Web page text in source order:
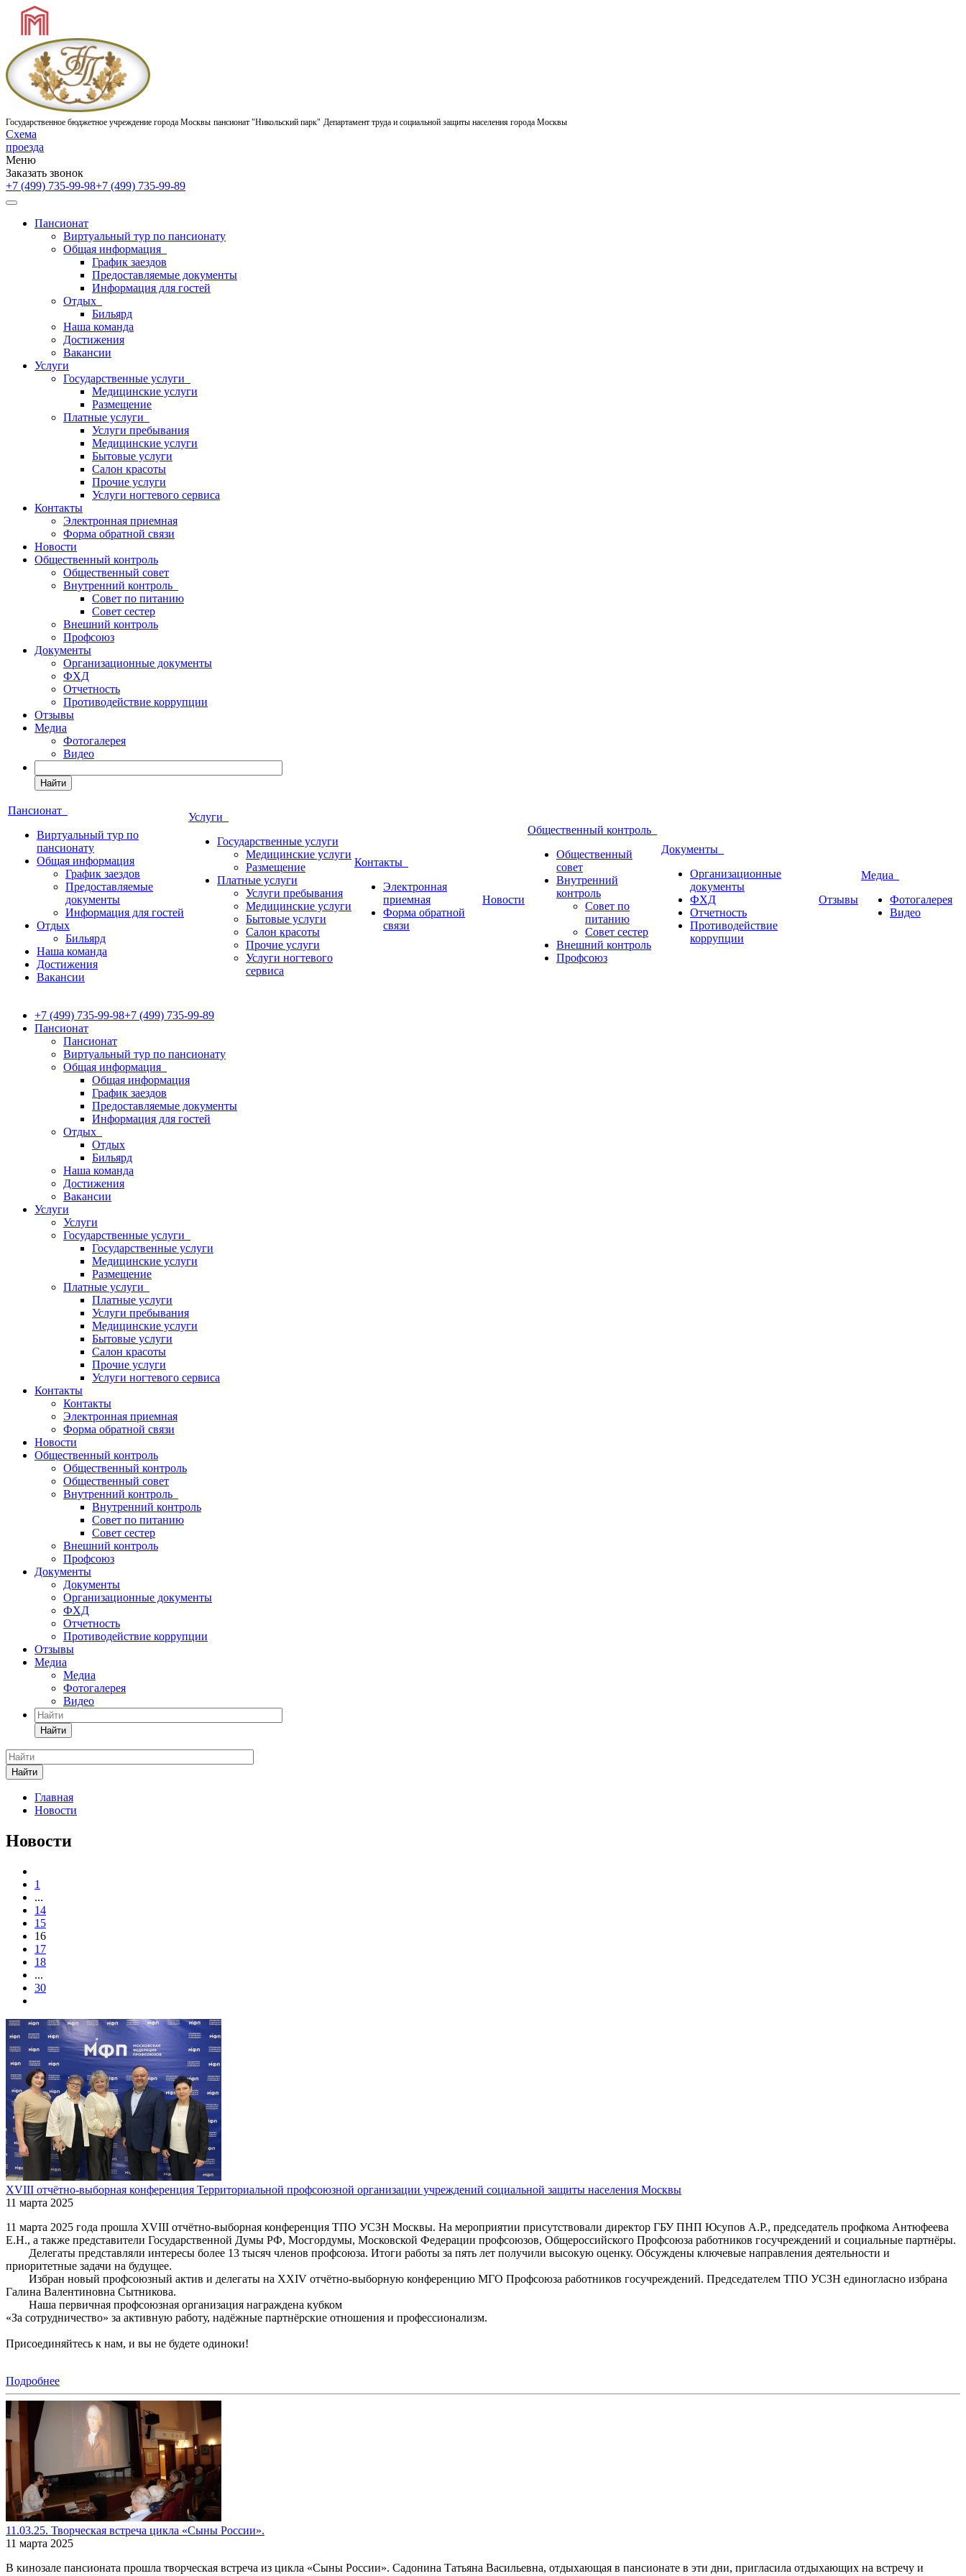
Государственное бюджетное учреждение города Москвы пансионат "Никольский парк" Департамент труда и социальной защиты населения города Москвы
Схема
проезда
Меню
Заказать звонок
+7 (499) 735-99-98+7 (499) 735-99-89
Пансионат
Виртуальный тур по пансионату
Общая информация
График заездов
Предоставляемые документы
Информация для гостей
Отдых
Бильярд
Наша команда
Достижения
Вакансии
Услуги
Государственные услуги
Медицинские услуги
Размещение
Платные услуги
Услуги пребывания
Медицинские услуги
Бытовые услуги
Салон красоты
Прочие услуги
Услуги ногтевого сервиса
Контакты
Электронная приемная
Форма обратной связи
Новости
Общественный контроль
Общественный совет
Внутренний контроль
Совет по питанию
Совет сестер
Внешний контроль
Профсоюз
Документы
Организационные документы
ФХД
Отчетность
Противодействие коррупции
Отзывы
Медиа
Фотогалерея
Видео
Найти
Пансионат
Виртуальный тур по
пансионату
Общая информация
График заездов
Предоставляемые
документы
Информация для гостей
Отдых
Бильярд
Наша команда
Достижения
Вакансии
Услуги
Государственные услуги
Медицинские услуги
Размещение
Платные услуги
Услуги пребывания
Медицинские услуги
Бытовые услуги
Салон красоты
Прочие услуги
Услуги ногтевого
сервиса
Контакты
Электронная
приемная
Форма обратной
связи
Новости
Общественный контроль
Общественный
совет
Внутренний
контроль
Совет по
питанию
Совет сестер
Внешний контроль
Профсоюз
Документы
Организационные
документы
ФХД
Отчетность
Противодействие
коррупции
Отзывы
Медиа
Фотогалерея
Видео
+7 (499) 735-99-98+7 (499) 735-99-89
Пансионат
Пансионат
Виртуальный тур по пансионату
Общая информация
Общая информация
График заездов
Предоставляемые документы
Информация для гостей
Отдых
Отдых
Бильярд
Наша команда
Достижения
Вакансии
Услуги
Услуги
Государственные услуги
Государственные услуги
Медицинские услуги
Размещение
Платные услуги
Платные услуги
Услуги пребывания
Медицинские услуги
Бытовые услуги
Салон красоты
Прочие услуги
Услуги ногтевого сервиса
Контакты
Контакты
Электронная приемная
Форма обратной связи
Новости
Общественный контроль
Общественный контроль
Общественный совет
Внутренний контроль
Внутренний контроль
Совет по питанию
Совет сестер
Внешний контроль
Профсоюз
Документы
Документы
Организационные документы
ФХД
Отчетность
Противодействие коррупции
Отзывы
Медиа
Медиа
Фотогалерея
Видео
Найти
Найти
Главная
Новости
Новости
1
...
14
15
16
17
18
...
30
XVIII отчётно-выборная конференция Территориальной профсоюзной организации учреждений социальной защиты населения Москвы
11 марта 2025
11 марта 2025 года прошла XVIII отчётно-выборная конференция ТПО УСЗН Москвы. На мероприятии присутствовали директор ГБУ ПНП Юсупов А.Р., председатель профкома Антюфеева
Е.Н., а также представители Государственной Думы РФ, Мосгордумы, Московской Федерации профсоюзов, Общероссийского Профсоюза работников госучреждений и социальные партнёры.
Делегаты представляли интересы более 13 тысяч членов профсоюза. Итоги работы за пять лет получили высокую оценку. Обсуждены ключевые направления деятельности и
приоритетные задачи на будущее.
Избран новый профсоюзный актив и делегаты на XXIV отчётно-выборную конференцию МГО Профсоюза работников госучреждений. Председателем ТПО УСЗН единогласно избрана
Галина Валентиновна Сытникова.
Наша первичная профсоюзная организация награждена кубком
«За сотрудничество» за активную работу, надёжные партнёрские отношения и профессионализм.
Присоединяйтесь к нам, и вы не будете одиноки!
Подробнее
11.03.25. Творческая встреча цикла «Сыны России».
11 марта 2025
В кинозале пансионата прошла творческая встреча из цикла «Сыны России». Садонина Татьяна Васильевна, отдыхающая в пансионате в эти дни, пригласила отдыхающих на встречу и